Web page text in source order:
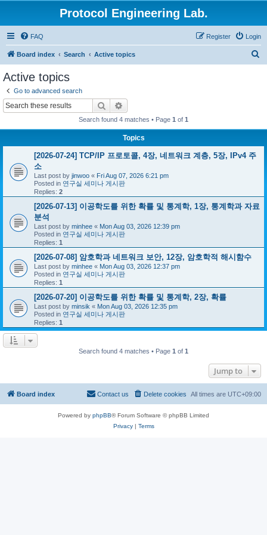
Protocol Engineering Lab.
FAQ Login
Register
Board index Search Active topics
Active topics
Go to advanced search
Search
Search found 4 matches • Page 1 of 1
Topics
[2026-07-24] TCP/IP 프로토콜, 4장, 네트워크 계층, 5장, IPv4 주
소
Last post by jinwoo « Fri Aug 07, 2026 6:21 pm
Posted in 연구실 세미나 게시판
Replies: 2
[2026-07-13] 이공학도를 위한 확률 및 통계학, 1장, 통계학과 자료
분석
Last post by minhee « Mon Aug 03, 2026 12:39 pm
Posted in 연구실 세미나 게시판
Replies: 1
[2026-07-08] 암호학과 네트워크 보안, 12장, 암호학적 해시함수
Last post by minhee « Mon Aug 03, 2026 12:37 pm
Posted in 연구실 세미나 게시판
Replies: 1
[2026-07-20] 이공학도를 위한 확률 및 통계학, 2장, 확률
Last post by minsik « Mon Aug 03, 2026 12:35 pm
Posted in 연구실 세미나 게시판
Replies: 1
Search found 4 matches • Page 1 of 1
Jump to
Board index All times are UTC+09:00
Delete cookies
Contact us
Powered by phpBB® Forum Software © phpBB Limited
Privacy| Terms